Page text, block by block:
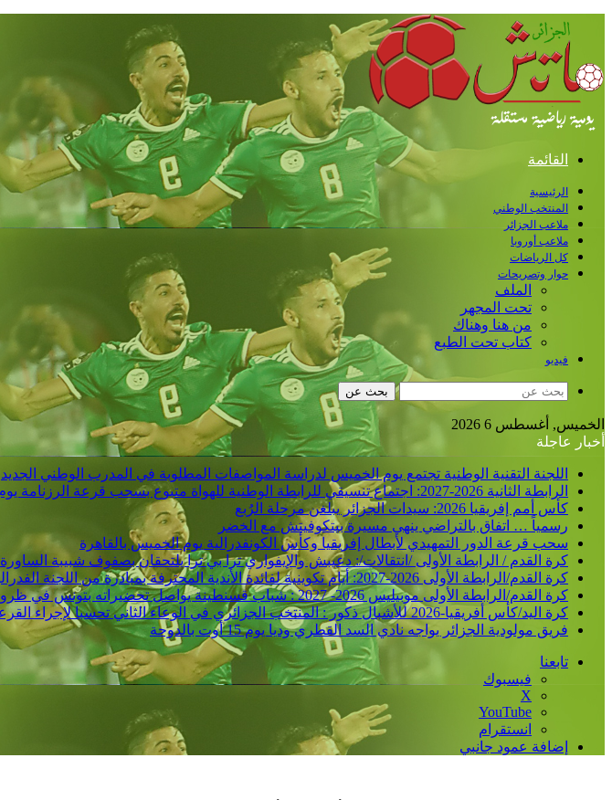
القائمة
الرئيسية
المنتخب الوطني
ملاعب الجزائر
ملاعب أوروبا
كل الرياضات
حوار وتصريحات
الملف
تحت المجهر
من هنا وهناك
كتاب تحت الطبع
فيديو
بحث عن
الخميس, أغسطس 6 2026
أخبار عاجلة
اللجنة التقنية الوطنية تجتمع يوم الخميس لدراسة المواصفات المطلوبة في المدرب الوطني الجديد
الرابطة الثانية 2026-2027: اجتماع تنسيقي للرابطة الوطنية للهواة متبوع بسحب قرعة الرزنامة يوم الأحد المقبل
كأس أمم إفريقيا 2026: سيدات الجزائر يبلغن مرحلة الرُبع
رسمياً … اتفاق بالتراضي ينهي مسيرة بيتكوفيتش مع الخضر
سحب قرعة الدور التمهيدي لأبطال إفريقيا وكأس الكونفدرالية يوم الخميس بالقاهرة
كرة القدم / الرابطة الأولى /انتقالات/: دعيبش والإيفواري ترا بي ترا يلتحقان بصفوف شبيبة الساورة
كرة القدم/الرابطة الأولى 2026-2027: أيام تكوينية لفائدة الأندية المحترفة بمبادرة من اللجنة الفدرالية للتحكيم
كرة القدم/الرابطة الأولى موبيليس 2026- 2027 : شباب قسنطينة يواصل تحضيراته بتونس في ظروف “جيدة” /النادي/
كرة اليد/كأس أفريقيا-2026 للأشبال ذكور : المنتخب الجزائري في الوعاء الثاني تحسبا لإجراء القرعة
فريق مولودية الجزائر يواجه نادي السد القطري وديا يوم 15 أوت بالدوحة
تابعنا
فيسبوك
‫X
‫YouTube
انستقرام
إضافة عمود جانبي